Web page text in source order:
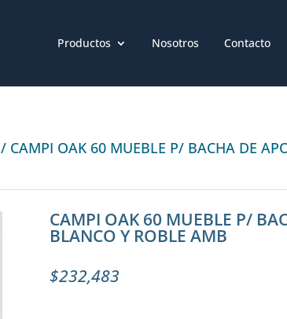
Productos Nosotros Contacto
/ CAMPI OAK 60 MUEBLE P/ BACHA DE
CAMPI OAK 60 MUEBLE P/
BLANCO Y ROBLE AMB
$232,483